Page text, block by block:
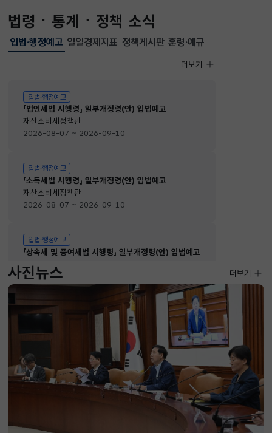
법령ㆍ통계ㆍ정책 소식
입법·행정예고
선택됨
입법·행정예고
입법·행정예고
「법인세법 시행령」 일부개정령(안) 입법예고
재산소비세정책관
2026-08-07 ~ 2026-09-10
입법·행정예고
「소득세법 시행령」 일부개정령(안) 입법예고
재산소비세정책관
2026-08-07 ~ 2026-09-10
입법·행정예고
「상속세 및 증여세법 시행령」 일부개정령(안) 입법예고
재산소비세정책관
2026-08-07 ~ 2026-09-10
입법·행정예고
더보기
일일경제지표 정책게시판 훈령·예규
사진뉴스 사진뉴스
더보기